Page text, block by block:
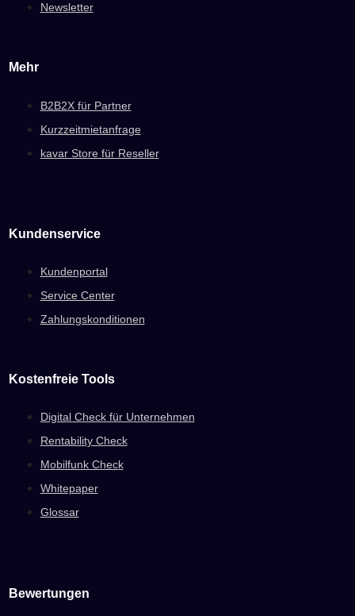
Newsletter
Mehr
B2B2X für Partner
Kurzzeitmietanfrage
kavar Store für Reseller
Kundenservice
Kundenportal
Service Center
Zahlungskonditionen
Kostenfreie Tools
Digital Check für Unternehmen
Rentability Check
Mobilfunk Check
Whitepaper
Glossar
Bewertungen